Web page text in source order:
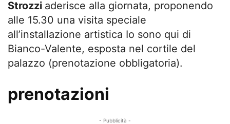
Strozzi aderisce alla giornata, proponendo
alle 15.30 una visita speciale
all’installazione artistica Io sono qui di
Bianco-Valente, esposta nel cortile del
palazzo (prenotazione obbligatoria).
prenotazioni
- Pubblicità -